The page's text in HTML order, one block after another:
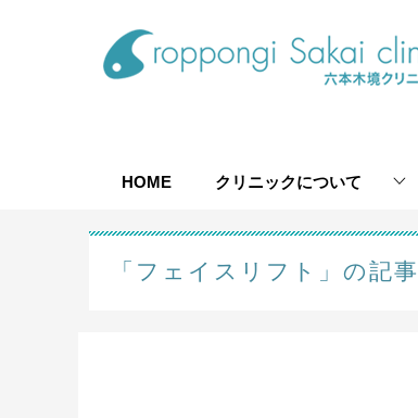
HOME クリニックについて
「フェイスリフト」の記